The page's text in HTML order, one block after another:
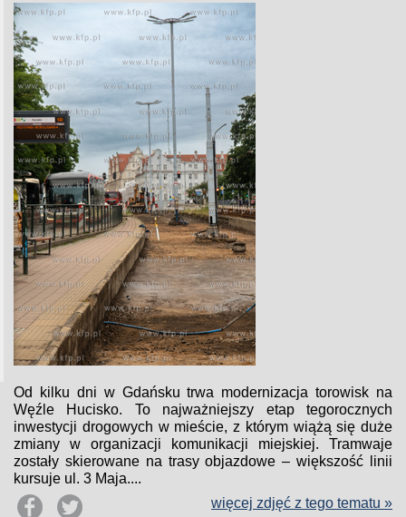
Od kilku dni w Gdańsku trwa modernizacja torowisk na
Węźle Hucisko. To najważniejszy etap tegorocznych
inwestycji drogowych w mieście, z którym wiążą się duże
zmiany w organizacji komunikacji miejskiej. Tramwaje
zostały skierowane na trasy objazdowe – większość linii
kursuje ul. 3 Maja....
więcej zdjęć z tego tematu »